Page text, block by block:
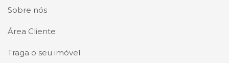
Sobre nós
Área Cliente
Traga o seu imóvel